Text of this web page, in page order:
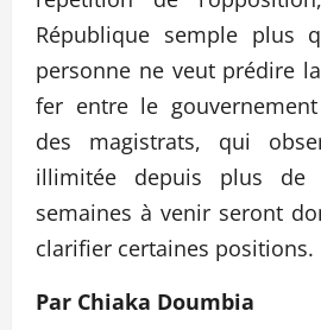
République semple plus
personne ne veut prédire
fer entre le
des magistrats, qui
illimitée depuis plus de
semaines à venir seront
clarifier certaines positions.
Par Chiaka Doumbia